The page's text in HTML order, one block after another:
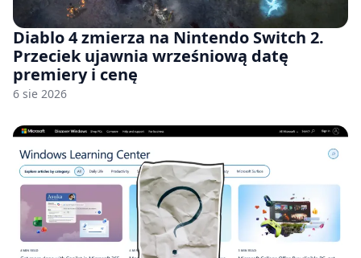
Diablo 4 zmierza na Nintendo Switch 2.
Przeciek ujawnia wrześniową datę
premiery i cenę
6 sie 2026